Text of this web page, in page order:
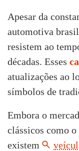
Apesar da
automotiva
resistem ao
décadas. Esses
atualizações ao
símbolos de
Embora o
clássicos como o
existem